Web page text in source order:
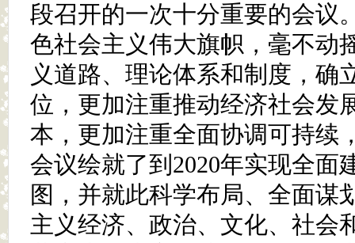
段召开的一次十分重要的会议
色社会主义伟大旗帜，毫不动
义道路、理论体系和制度，确
位，更加注重推动经济社会发
本，更加注重全面协调可持续
会议绘就了到2020年实现全面
图，并就此科学布局、全面谋
主义经济、政治、文化、社会